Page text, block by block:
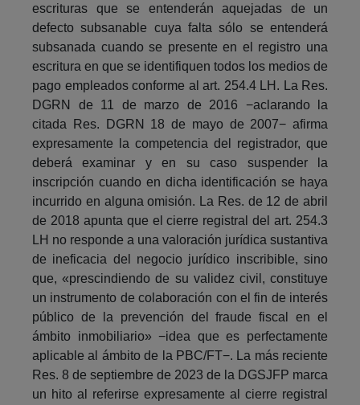
escrituras que se entenderán aquejadas de un
defecto subsanable cuya falta sólo se entenderá
subsanada cuando se presente en el registro una
escritura en que se identifiquen todos los medios de
pago empleados conforme al art. 254.4 LH. La Res.
DGRN de 11 de marzo de 2016 −aclarando la
citada Res. DGRN 18 de mayo de 2007− afirma
expresamente la competencia del registrador, que
deberá examinar y en su caso suspender la
inscripción cuando en dicha identificación se haya
incurrido en alguna omisión. La Res. de 12 de abril
de 2018 apunta que el cierre registral del art. 254.3
LH no responde a una valoración jurídica sustantiva
de ineficacia del negocio jurídico inscribible, sino
que, «prescindiendo de su validez civil, constituye
un instrumento de colaboración con el fin de interés
público de la prevención del fraude fiscal en el
ámbito inmobiliario» −idea que es perfectamente
aplicable al ámbito de la PBC/FT−. La más reciente
Res. 8 de septiembre de 2023 de la DGSJFP marca
un hito al referirse expresamente al cierre registral